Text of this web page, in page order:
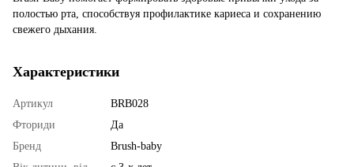
полостью рта, способствуя профилактике кариеса и сохранению
свежего дыхания.
Характеристики
Артикул
BRB028
Фториди
Да
Бренд
Brush-baby